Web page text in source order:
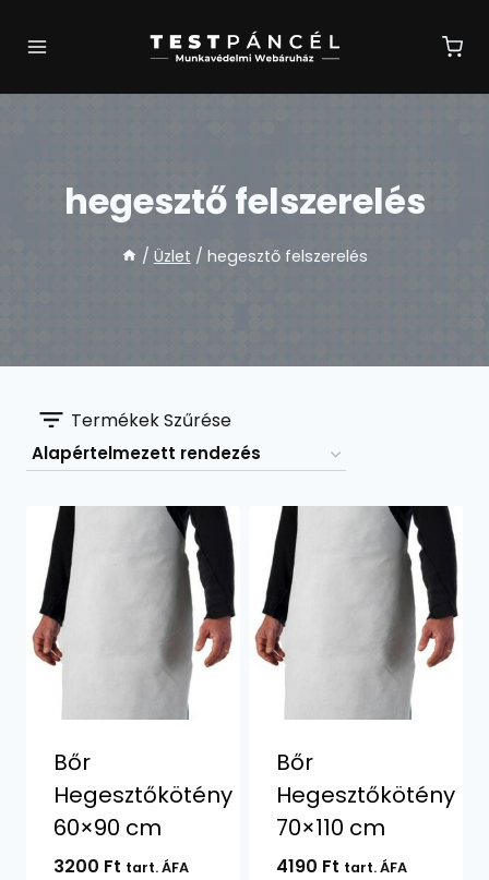
hegesztő felszerelés
/ Üzlet / hegesztő felszerelés
Termékek Szűrése
Bőr
Hegesztőkötény
60×90 cm
3200 Ft tart. ÁFA
Bőr
Hegesztőkötény
70×110 cm
4190 Ft tart. ÁFA